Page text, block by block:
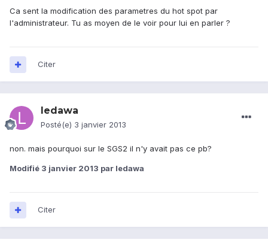
Ca sent la modification des parametres du hot spot par
l'administrateur. Tu as moyen de le voir pour lui en parler ?
Citer
ledawa
Posté(e) 3 janvier 2013
non. mais pourquoi sur le SGS2 il n'y avait pas ce pb?
Modifié 3 janvier 2013 par ledawa
Citer